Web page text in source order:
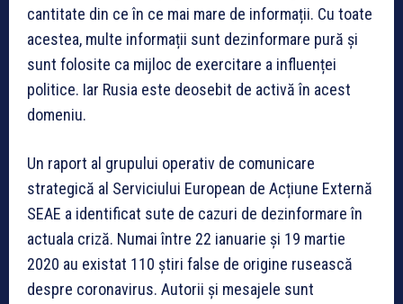
cantitate din ce în ce mai mare de informații. Cu toate
acestea, multe informații sunt dezinformare pură și
sunt folosite ca mijloc de exercitare a influenței
politice. Iar Rusia este deosebit de activă în acest
domeniu.
Un raport al grupului operativ de comunicare
strategică al Serviciului European de Acțiune Externă
SEAE a identificat sute de cazuri de dezinformare în
actuala criză. Numai între 22 ianuarie și 19 martie
2020 au existat 110 știri false de origine rusească
despre coronavirus. Autorii și mesajele sunt